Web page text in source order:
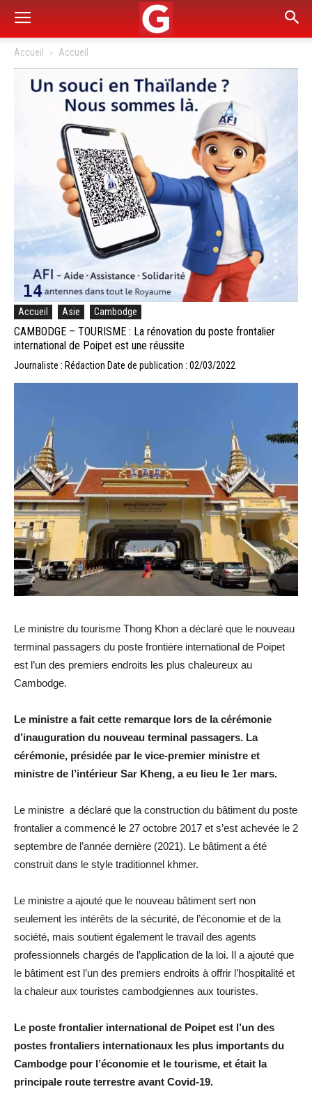
Accueil Accueil
Accueil Asie Cambodge
CAMBODGE – TOURISME : La rénovation du poste frontalier
international de Poipet est une réussite
Journaliste : Rédaction Date de publication : 02/03/2022
Le ministre du tourisme Thong Khon a déclaré que le nouveau
terminal passagers du poste frontière international de Poipet
est l’un des premiers endroits les plus chaleureux au
Cambodge.
Le ministre a fait cette remarque lors de la cérémonie
d’inauguration du nouveau terminal passagers. La
cérémonie, présidée par le vice-premier ministre et
ministre de l’intérieur Sar Kheng, a eu lieu le 1er mars.
Le ministre a déclaré que la construction du bâtiment du poste
frontalier a commencé le 27 octobre 2017 et s’est achevée le 2
septembre de l’année dernière (2021). Le bâtiment a été
construit dans le style traditionnel khmer.
Le ministre a ajouté que le nouveau bâtiment sert non
seulement les intérêts de la sécurité, de l’économie et de la
société, mais soutient également le travail des agents
professionnels chargés de l’application de la loi. Il a ajouté que
le bâtiment est l’un des premiers endroits à offrir l’hospitalité et
la chaleur aux touristes cambodgiennes aux touristes.
Le poste frontalier international de Poipet est l’un des
postes frontaliers internationaux les plus importants du
Cambodge pour l’économie et le tourisme, et était la
principale route terrestre avant Covid-19.